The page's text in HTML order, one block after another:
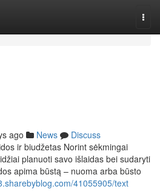
ago News
Discuss
ir biudžetas Norint sėkmingai
planuoti savo išlaidas bei sudaryti
apima būstą – nuoma arba būsto
41055905/text